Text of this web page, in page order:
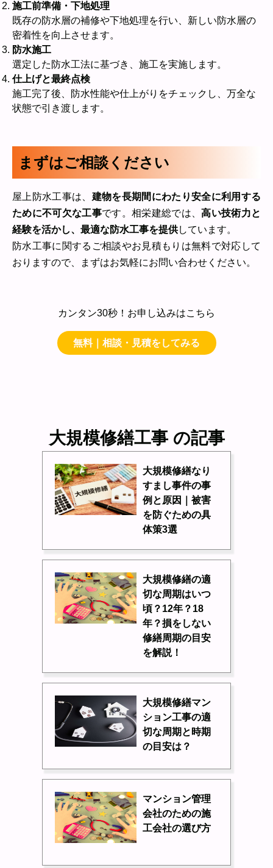
施工前準備・下地処理
既存の防水層の補修や下地処理を行い、新しい防水層の
密着性を向上させます。
防水施工
選定した防水工法に基づき、施工を実施します。
仕上げと最終点検
施工完了後、防水性能や仕上がりをチェックし、万全な
状態で引き渡します。
まずはご相談ください
屋上防水工事は、 建物を長期間にわたり安全に利用する
ために不可欠な工事です。相栄建総では、高い技術力と
経験を活かし、最適な防水工事を提供しています。
防水工事に関するご相談やお見積もりは無料で対応して
おりますので、まずはお気軽にお問い合わせください。
カンタン30秒！お申し込みはこちら
無料｜相談・見積をしてみる
大規模修繕工事 の記事
大規模修繕なり
すまし事件の事
例と原因｜被害
を防ぐための具
体策3選
大規模修繕の適
切な周期はいつ
頃？12年？18
年？損をしない
修繕周期の目安
を解説！
大規模修繕マン
ション工事の適
切な周期と時期
の目安は？
マンション管理
会社のための施
工会社の選び方